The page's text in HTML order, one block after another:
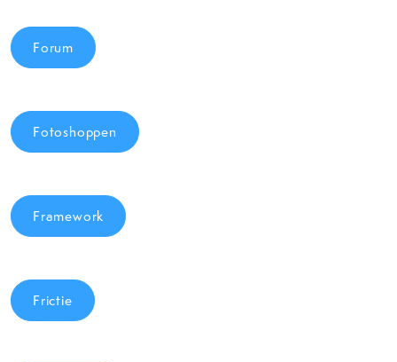
Forum
Fotoshoppen
Framework
Frictie